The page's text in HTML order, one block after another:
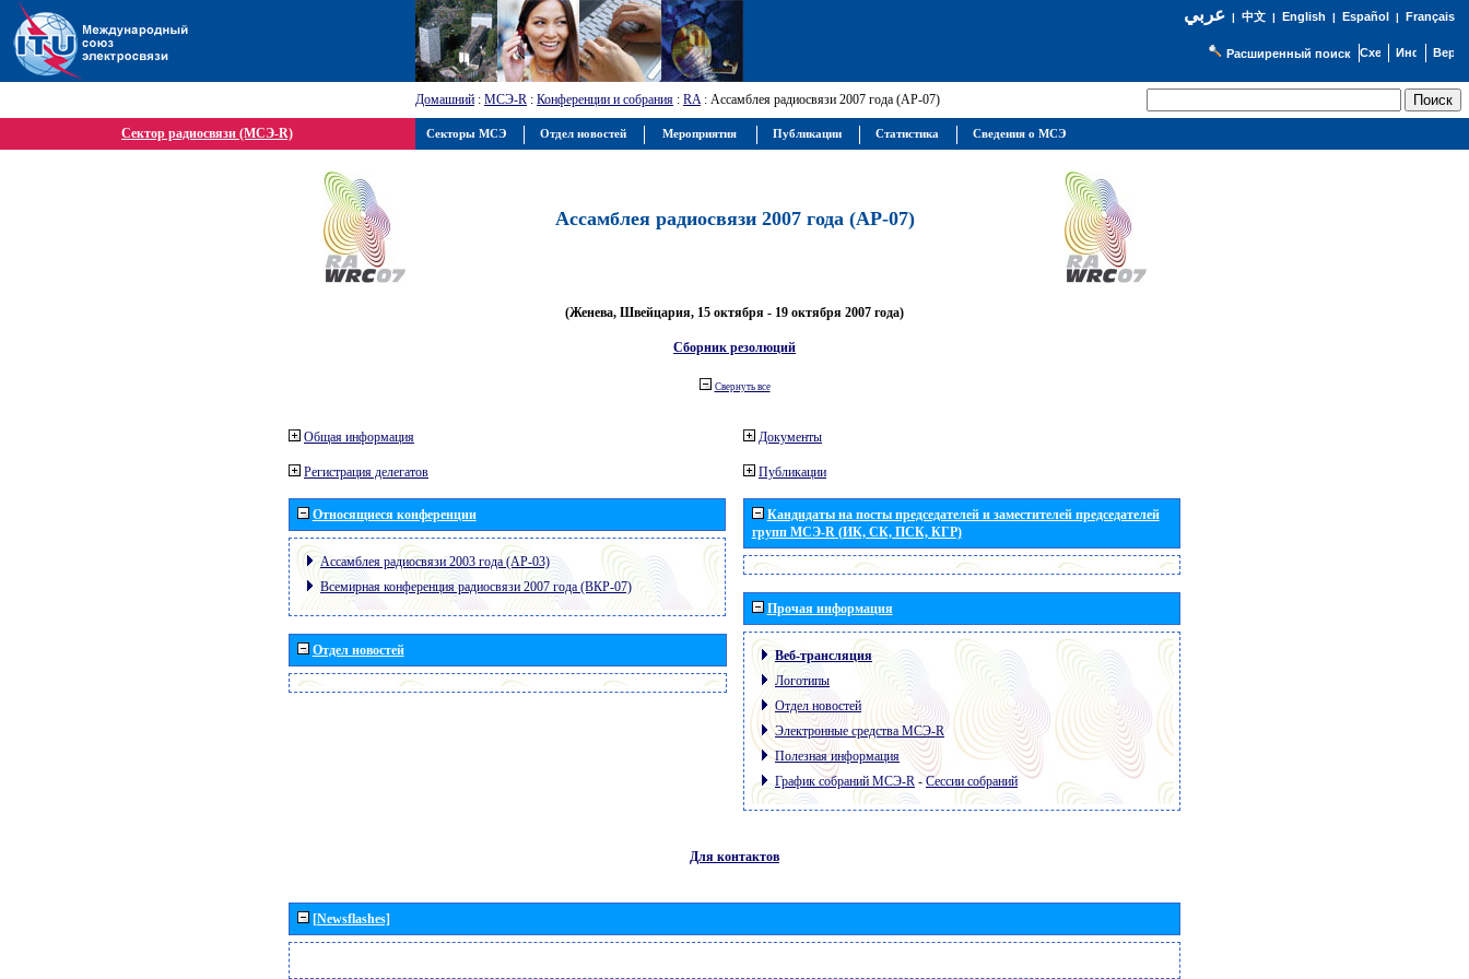
عربي| 中文| English | Español | Français
Расширенный поиск
Домашний : МСЭ-R : Конференции и собрания : RA: Ассамблея радиосвязи 2007 года (АР-07)
Сектор радиосвязи (МСЭ-R)
Ассамблея радиосвязи 2007 года (АР-07)
(Женева, Швейцария, 15 октября - 19 октября 2007 года)
Сборник резолюций
Свернуть все
Общая информация
Регистрация делегатов
Относящиеся конференции
Ассамблея радиосвязи 2003 года (АР-03)
Всемирная конференция радиосвязи 2007 года (ВКР-07)
Отдел новостей
Документы
Публикации
Кандидаты на посты председателей и заместителей председателей
групп МСЭ-R (ИК, СК, ПСК, КГР)
Прочая информация
Веб-трансляция
Логотипы
Отдел новостей
Электронные средства МСЭ-R
Полезная информация
График собраний МСЭ-R -Сессии собраний
Для контактов
[Newsflashes]
Секторы МСЭ Отдел новостей Мероприятия Публикации Статистика Сведения о МСЭ